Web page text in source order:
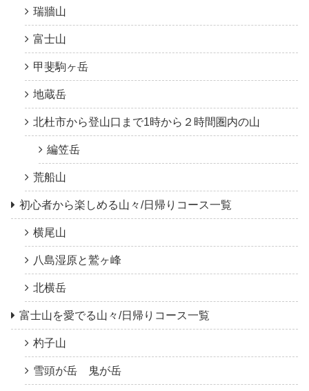
瑞牆山
富士山
甲斐駒ヶ岳
地蔵岳
北杜市から登山口まで1時から２時間圏内の山
編笠岳
荒船山
初心者から楽しめる山々/日帰りコース一覧
横尾山
八島湿原と鷲ヶ峰
北横岳
富士山を愛でる山々/日帰りコース一覧
杓子山
雪頭が岳 鬼が岳